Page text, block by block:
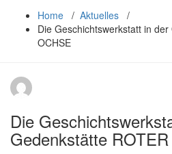
Home / Aktuelles /
Die Geschichtswerkstatt in
OCHSE
Die
Gedenkstätte